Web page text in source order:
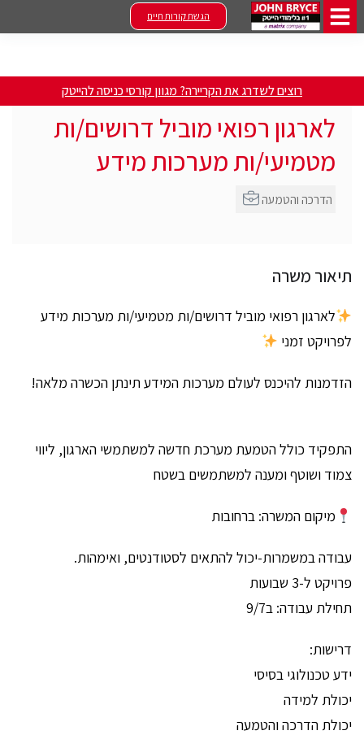
הגשת קורות חיים
רוצים לשדרג את הקריירה? מגוון קורסי כניסה להייטק
לארגון רפואי מוביל דרושים/ות
מטמיעי/ות מערכות מידע
תיאור משרה
לארגון רפואי מוביל דרושים/ות מטמיעי/ות מערכות מידע
לפרויקט זמני
הזדמנות להיכנס לעולם מערכות המידע תינתן הכשרה מלאה!
התפקיד כולל הטמעת מערכת חדשה למשתמשי הארגון, ליווי
צמוד ושוטף ומענה למשתמשים בשטח
מיקום המשרה: ברחובות
עבודה במשמרות-יכול להתאים לסטודנטים, ואימהות.
פרויקט ל-3 שבועות
תחילת עבודה: ב9/7
דרישות:
ידע טכנולוגי בסיסי
יכולת למידה
יכולת הדרכה והטמעה